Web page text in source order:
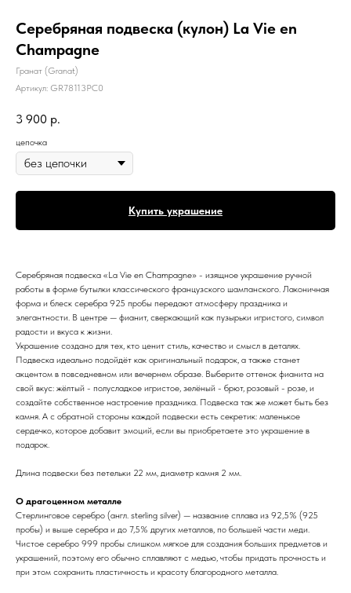
Серебряная подвеска (кулон) La Vie en
Champagne
Гранат (Granat)
Артикул: GR78113PC0
3 900 р.
цепочка
Купить украшение
Серебряная подвеска «La Vie en Champagne» - изящное украшение ручной
работы в форме бутылки классического французского шампанского. Лаконичная
форма и блеск серебра 925 пробы передают атмосферу праздника и
элегантности. В центре — фианит, сверкающий как пузырьки игристого, символ
радости и вкуса к жизни.
Украшение создано для тех, кто ценит стиль, качество и смысл в деталях.
Подвеска идеально подойдёт как оригинальный подарок, а также станет
акцентом в повседневном или вечернем образе. Выберите оттенок фианита на
свой вкус: жёлтый - полусладкое игристое, зелёный - брют, розовый - розе, и
создайте собственное настроение праздника. Подвеска так же может быть без
камня. А с обратной стороны каждой подвески есть секретик: маленькое
сердечко, которое добавит эмоций, если вы приобретаете это украшение в
подарок.
Длина подвески без петельки 22 мм, диаметр камня 2 мм.
О драгоценном металле
Стерлинговое серебро (англ. sterling silver) — название сплава из 92,5% (925
пробы) и выше серебра и до 7,5% других металлов, по большей части меди.
Чистое серебро 999 пробы слишком мягкое для создания больших предметов и
украшений, поэтому его обычно сплавляют с медью, чтобы придать прочность и
при этом сохранить пластичность и красоту благородного металла.